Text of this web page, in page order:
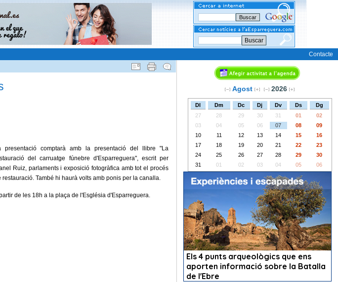
Buscar
Contacte
presentació comptarà amb la presentació del llibre "La
del carruatge fúnebre d'Esparreguera", escrit per
Ruiz, parlaments i exposició fotogràfica amb tot el procés
restauració. També hi haurà volts amb ponis per la canalla.
de les 18h a la plaça de l'Església d'Esparreguera.
Agost 2026
Dl Dm Dc Dj Dv Ds
Dg
27
28 29 30 31 01
02
03
04 05 06 07 08
09
10
11 12 13 14 15
16
17
18 19 20 21 22
23
24
25 26 27 28 29
30
31
01 02 03 04 05 06